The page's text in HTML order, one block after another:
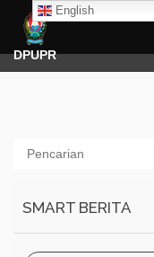
English
DPUPR
SMART BERITA